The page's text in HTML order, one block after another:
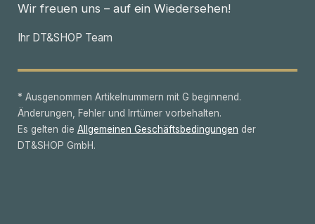
Wir freuen uns – auf ein Wiedersehen!
Ihr DT&SHOP Team
* Ausgenommen Artikelnummern mit G beginnend.
Änderungen, Fehler und Irrtümer vorbehalten.
Es gelten die Allgemeinen Geschäftsbedingungen der
DT&SHOP GmbH.